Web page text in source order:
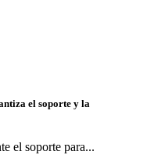
el soporte y la
el soporte para...